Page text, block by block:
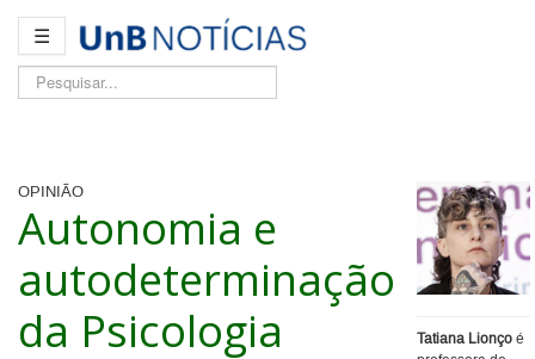
☰
Pesquisar...
OPINIÃO
Tatiana Lionço é
Autonomia e
autodeterminação
da Psicologia